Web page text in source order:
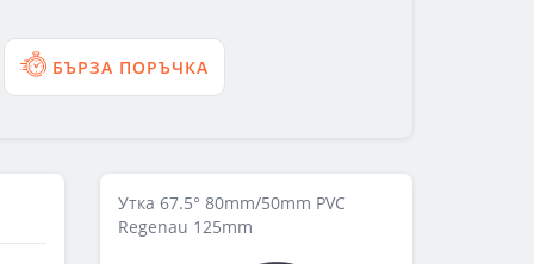
БЪРЗА ПОРЪЧКА
Утка 67.5° 80mm/50mm PVC
Regenau 125mm